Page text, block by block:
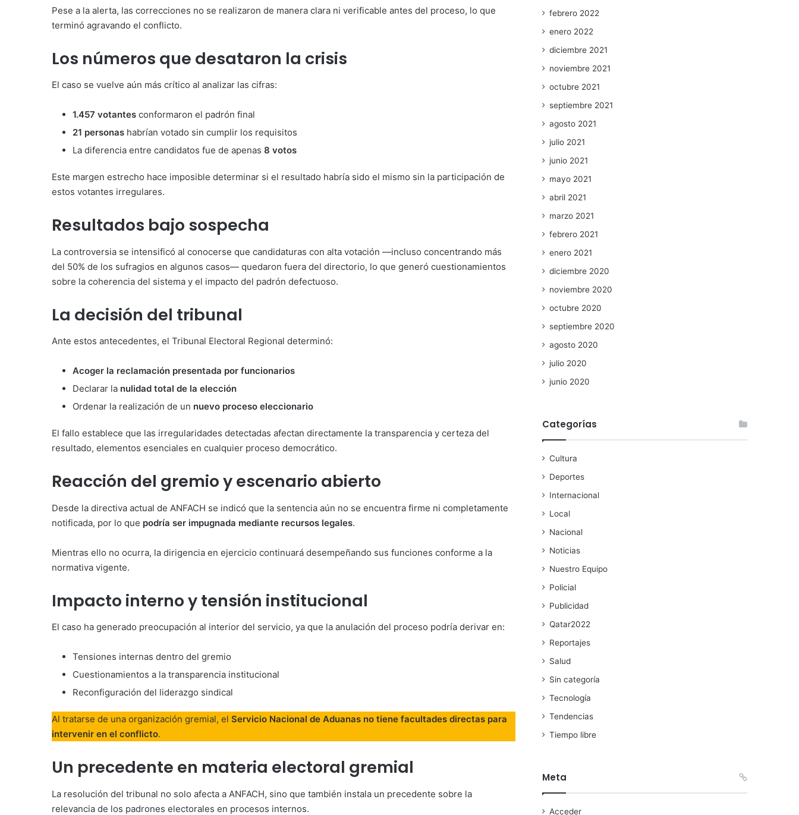
Pese a la alerta, las correcciones no se realizaron de manera clara ni verificable antes del proceso, lo que
terminó agravando el conflicto.
Los números que desataron la crisis
El caso se vuelve aún más crítico al analizar las cifras:
1.457 votantes conformaron el padrón final
21 personas habrían votado sin cumplir los requisitos
La diferencia entre candidatos fue de apenas 8 votos
Este margen estrecho hace imposible determinar si el resultado habría sido el mismo sin la participación de
estos votantes irregulares.
Resultados bajo sospecha
La controversia se intensificó al conocerse que candidaturas con alta votación —incluso concentrando más
del 50% de los sufragios en algunos casos— quedaron fuera del directorio, lo que generó cuestionamientos
sobre la coherencia del sistema y el impacto del padrón defectuoso.
La decisión del tribunal
Ante estos antecedentes, el Tribunal Electoral Regional determinó:
Acoger la reclamación presentada por funcionarios
Declarar la nulidad total de la elección
Ordenar la realización de un nuevo proceso eleccionario
El fallo establece que las irregularidades detectadas afectan directamente la transparencia y certeza del
resultado, elementos esenciales en cualquier proceso democrático.
Reacción del gremio y escenario abierto
Desde la directiva actual de ANFACH se indicó que la sentencia aún no se encuentra firme ni completamente
notificada, por lo que podría ser impugnada mediante recursos legales.
Mientras ello no ocurra, la dirigencia en ejercicio continuará desempeñando sus funciones conforme a la
normativa vigente.
Impacto interno y tensión institucional
El caso ha generado preocupación al interior del servicio, ya que la anulación del proceso podría derivar en:
Tensiones internas dentro del gremio
Cuestionamientos a la transparencia institucional
Reconfiguración del liderazgo sindical
Al tratarse de una organización gremial, el Servicio Nacional de Aduanas no tiene facultades directas para
intervenir en el conflicto.
Un precedente en materia electoral gremial
La resolución del tribunal no solo afecta a ANFACH, sino que también instala un precedente sobre la
relevancia de los padrones electorales en procesos internos.
febrero 2022
enero 2022
diciembre 2021
noviembre 2021
octubre 2021
septiembre 2021
agosto 2021
julio 2021
junio 2021
mayo 2021
abril 2021
marzo 2021
febrero 2021
enero 2021
diciembre 2020
noviembre 2020
octubre 2020
septiembre 2020
agosto 2020
julio 2020
junio 2020
Categorías
Cultura
Deportes
Internacional
Local
Nacional
Noticias
Nuestro Equipo
Policial
Publicidad
Qatar2022
Reportajes
Salud
Sin categoría
Tecnología
Tendencias
Tiempo libre
Meta
Acceder